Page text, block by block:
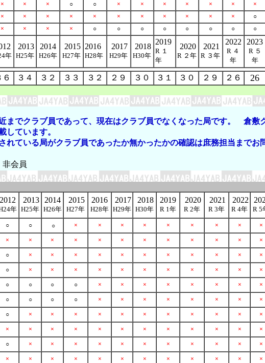
× × × ○ ○ × × × × × × ×
× × × × × × × × × × × ○
× × × × ○ ○ ○ ○ ○ ○ ○ ○
年
2013
H25年
2014
H26年
2015
H27年
2016
H28年
2017
H29年
2018
H30年
2019
R １
年
2020
R ２年
2021
R ３年
2022
R ４
年
2023
R ５
年
６ ３４ ３２ ３３ ３２ ２９ ３０ ３１ ３０ ２９ ２６ 26
までクラブ員であって、現在はクラブ員でなくなった局です。 倉敷
しています。
ている局がクラブ員であったか無かったかの確認は庶務担当までお
会員 ，
非会員
2012
年
2013
H25年
2014
H26年
2015
H27年
2016
H28年
2017
H29年
2018
H30年
2019
R 1年
2020
R 2年
2021
R 3年
2022
R 4年 R 5
○ ○ ○ × × × × × × × × ×
× × × × × × × × × × × ×
○ × × × × × × × × × × ×
○ × × × × × × × × × × ×
○ ○ ○ ○ × × × × × × × ×
○ ○ ○ ○ × × × × × × × ×
○ × × × × × × × × × × ×
× × × × × × × × × × × ×
○ × × × × × × × × × × ×
× × × × × × × × × × × ×